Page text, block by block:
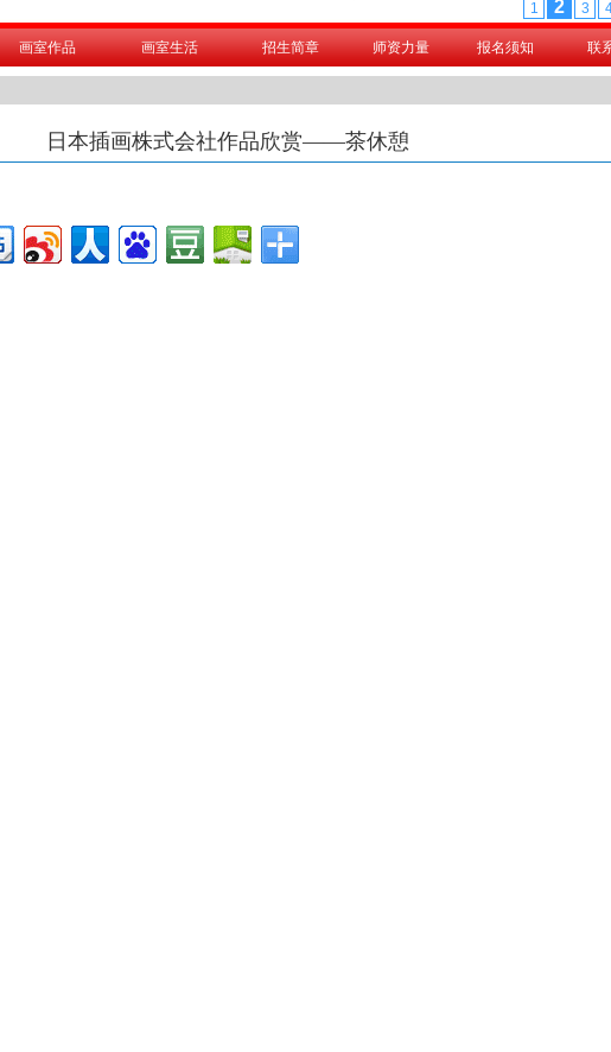
画室作品 画室生活 招生简章 师资力量 报名须知 联
日本插画株式会社作品欣赏——茶休憩